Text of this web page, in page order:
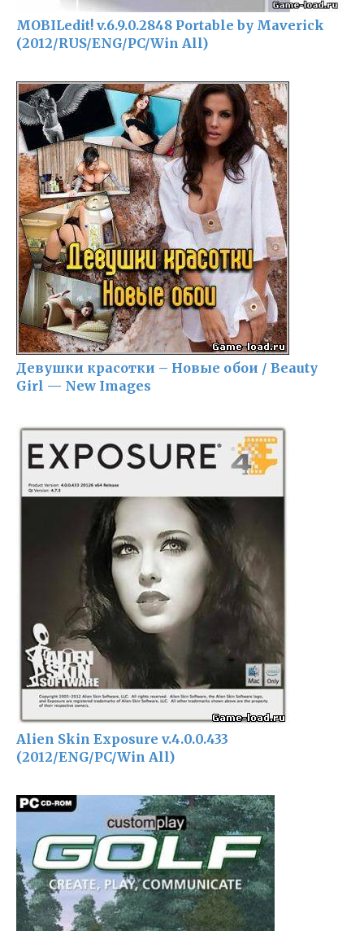
MOBILedit! v.6.9.0.2848 Portable by Maverick
(2012/RUS/ENG/PC/Win All)
Девушки красотки – Новые обои / Beauty
Girl — New Images
Alien Skin Exposure v.4.0.0.433
(2012/ENG/PC/Win All)